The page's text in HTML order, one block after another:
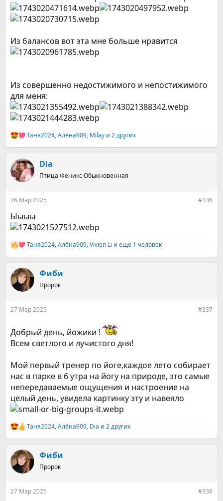
Из балансов вот эта мне больше нравится
Из совершенно недостижимого и непостижимого
для меня:
Р
е
к
ц
и
Таня2024,Алёна909, Milay и 2 других
Dia
Птица Феникс Обыкновенная
26 Мар 2025 #336
Ыыыы
Р
е
к
ц
и
Таня2024,Алёна909,Vivien Li и ещё 1 человек
Фиби
Пророк
27 Мар 2025 #337
Добрый день, йожики !
Всем светлого и лучистого дня!
Мой первый тренер по йоге,каждое лето собирает
нас в парке в 6 утра на йогу на природе, это самые
непередаваемые ощущения и настроение на
целый день, увидела картинку эту и навеяло
Р
е
к
ц
и
Таня2024,Алёна909, Dia и 2 других
Фиби
Пророк
27 Мар 2025 #338